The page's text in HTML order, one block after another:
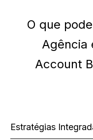
O que
Agência
Account
Estratégias